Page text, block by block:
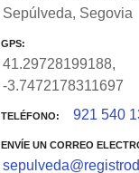
Sepúlveda, Segovia
GPS
41.29728199188,
-3.7472178311697
TELÉFONO 921 540
ENVÍE UN CORREO